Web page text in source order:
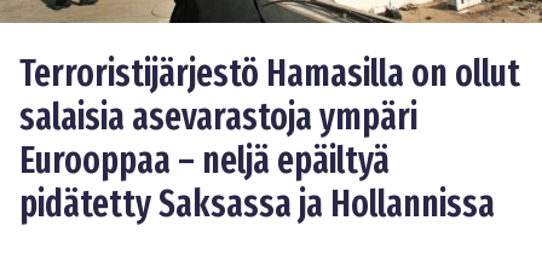
Terroristijärjestö Hamasilla on ollut
salaisia asevarastoja ympäri
Eurooppaa – neljä epäiltyä
pidätetty Saksassa ja Hollannissa